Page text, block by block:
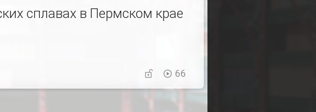
сплавах в Пермском крае
66